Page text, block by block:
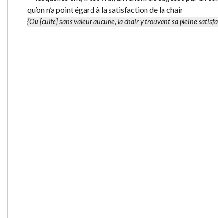
qu’on n’a point égard à la satisfaction de la chair
{Ou [culte] sans valeur aucune, la chair y trouvant sa pleine